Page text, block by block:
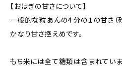
【おはぎの甘さについて】
一般的な粒あんの４分の１の甘さ（
かなり甘さ控えめです。
もち米には全て糖類は含まれていま